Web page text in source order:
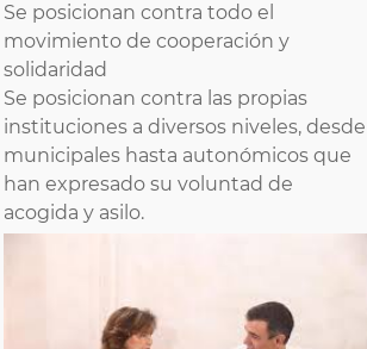
Se posicionan contra todo el
movimiento de cooperación y
solidaridad
Se posicionan contra las propias
instituciones a diversos niveles, desde
municipales hasta autonómicos que
han expresado su voluntad de
acogida y asilo.